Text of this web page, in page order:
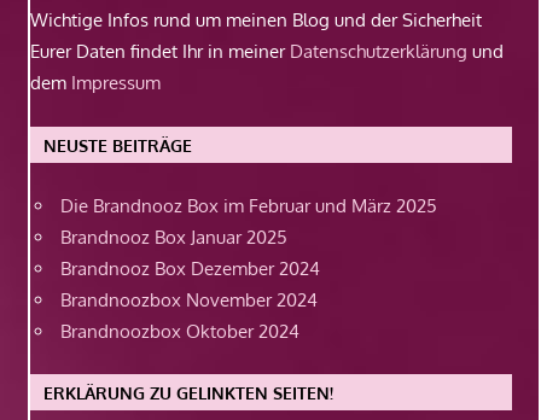
Wichtige Infos rund um meinen Blog und der Sicherheit
Eurer Daten findet Ihr in meiner Datenschutzerklärung und
dem Impressum
NEUSTE BEITRÄGE
Die Brandnooz Box im Februar und März 2025
Brandnooz Box Januar 2025
Brandnooz Box Dezember 2024
Brandnoozbox November 2024
Brandnoozbox Oktober 2024
ERKLÄRUNG ZU GELINKTEN SEITEN!